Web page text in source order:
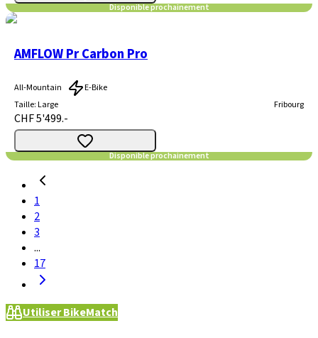
Disponible prochainement
Disponible prochainement
AMFLOW Pr Carbon Pro
All-Mountain
E-Bike
Taille:Large Fribourg
CHF 5'499.-
1
2
3
...
17
Utiliser BikeMatch